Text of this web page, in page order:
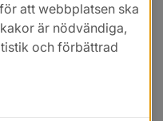
att webbplatsen ska
är nödvändiga,
och förbättrad